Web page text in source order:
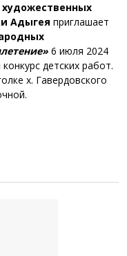
Адыгея приглашает
6 июля 2024
детских работ.
х. Гавердовского